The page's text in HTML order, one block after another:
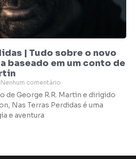
| Tudo sobre o novo
baseado em um conto de
Nenhum comentário
de George R.R. Martin e dirigido
Nas Terras Perdidas é uma
e aventura